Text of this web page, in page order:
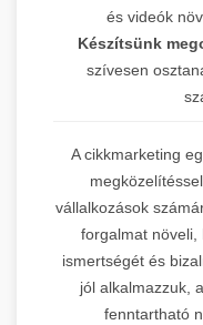
és videók
Készítsünk
szívesen
A cikkmarketing
vállalkozások
forgalmat
ismertségét és
jól alkalmazzuk,
fenntartható